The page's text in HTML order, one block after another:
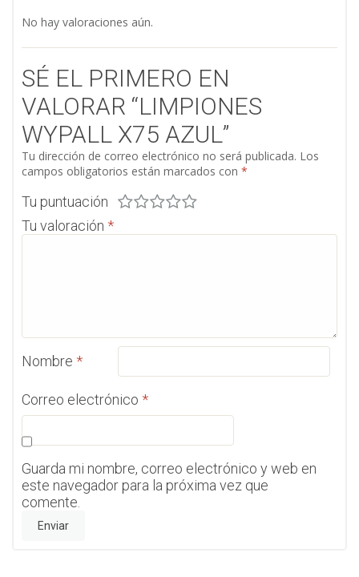
No hay valoraciones aún.
SÉ EL PRIMERO EN
VALORAR “LIMPIONES
WYPALL X75 AZUL”
Tu dirección de correo electrónico no será publicada. Los
campos obligatorios están marcados con *
Tu puntuación
Tu valoración *
Nombre *
Correo electrónico *
Guarda mi nombre, correo electrónico y web en
este navegador para la próxima vez que
comente.